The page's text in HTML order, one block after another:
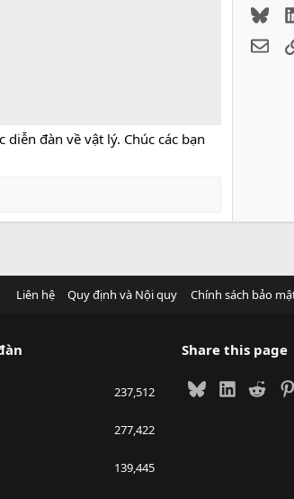
đàn về vật lý. Chúc các bạn
Liên hệ Quy định và Nội quy Chính sách bảo
237,512
277,422
139,445
Share this page
BlueskyLinkedIn